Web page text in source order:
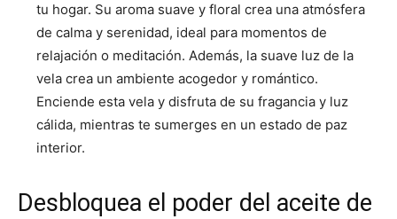
tu hogar. Su aroma suave y floral crea una atmósfera
de calma y serenidad, ideal para momentos de
relajación o meditación. Además, la suave luz de la
vela crea un ambiente acogedor y romántico.
Enciende esta vela y disfruta de su fragancia y luz
cálida, mientras te sumerges en un estado de paz
interior.
Desbloquea el poder del aceite de